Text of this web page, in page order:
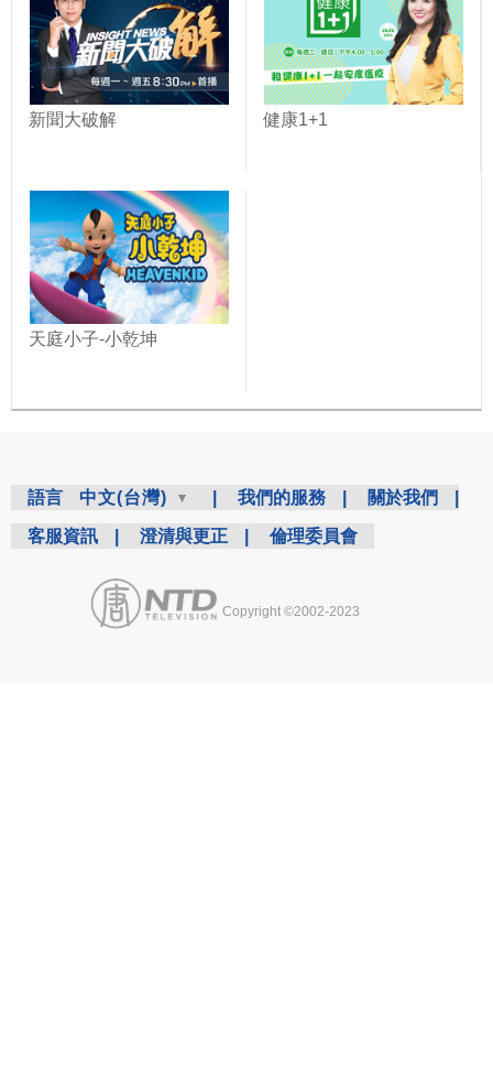
新聞大破解 健康1+1
天庭小子-小乾坤
語言 中文(台灣) 我們的服務 關於我們
客服資訊 澄清與更正 倫理委員會
Copyright ©2002-2023